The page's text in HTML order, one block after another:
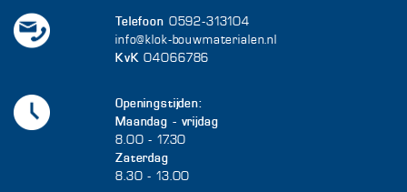
Telefoon 0592-313104
info@klok-bouwmaterialen.nl
KvK 04066786
Openingstijden:
Maandag - vrijdag
8.00 - 17.30
Zaterdag
8.30 - 13.00